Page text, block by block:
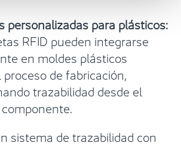
personalizadas para plásticos:
RFID pueden integrarse
en moldes plásticos
de fabricación,
trazabilidad desde el
sistema de trazabilidad con